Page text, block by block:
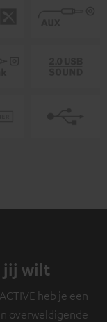
jij wilt
heb je een
overweldigende